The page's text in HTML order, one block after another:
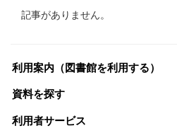
記事がありません。
利用案内（図書館を利用する）
資料を探す
利用者サービス